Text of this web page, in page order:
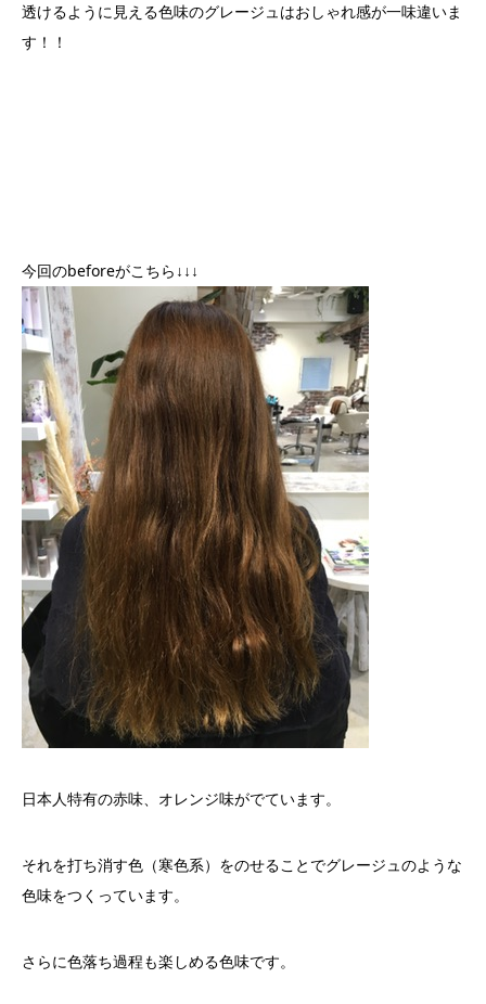
透けるように見える色味のグレージュはおしゃれ感が一味違いま
す！！
今回のbeforeがこちら↓↓↓
日本人特有の赤味、オレンジ味がでています。
それを打ち消す色（寒色系）をのせることでグレージュのような
色味をつくっています。
さらに色落ち過程も楽しめる色味です。